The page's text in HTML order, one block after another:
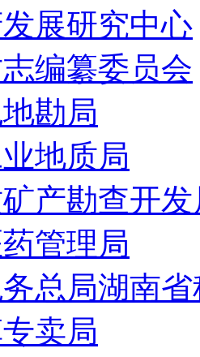
展研究中心
编纂委员会
勘局
地质局
产勘查开发
管理局
总局湖南
卖局